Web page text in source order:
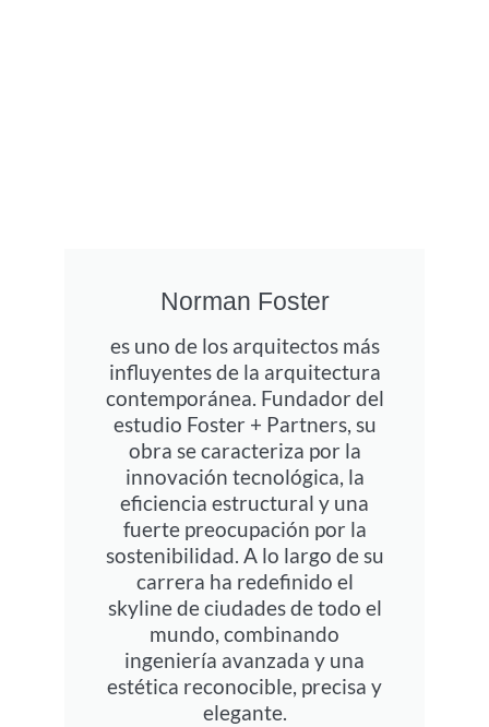
Norman Foster
es uno de los arquitectos más
influyentes de la arquitectura
contemporánea. Fundador del
estudio Foster + Partners, su
obra se caracteriza por la
innovación tecnológica, la
eficiencia estructural y una
fuerte preocupación por la
sostenibilidad. A lo largo de su
carrera ha redefinido el
skyline de ciudades de todo el
mundo, combinando
ingeniería avanzada y una
estética reconocible, precisa y
elegante.